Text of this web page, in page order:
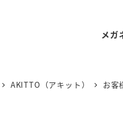
メガ
AKITTO（アキット） お客